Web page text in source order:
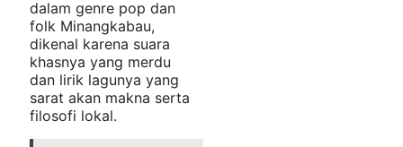
dalam genre pop dan
folk Minangkabau,
dikenal karena suara
khasnya yang merdu
dan lirik lagunya yang
sarat akan makna serta
filosofi lokal.